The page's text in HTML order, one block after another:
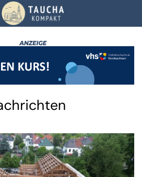
Taucha kompakt